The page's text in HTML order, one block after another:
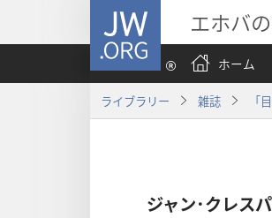
JW.ORG エホバ
ホーム
ライブラリー 雑誌 「
ジャン･クレス